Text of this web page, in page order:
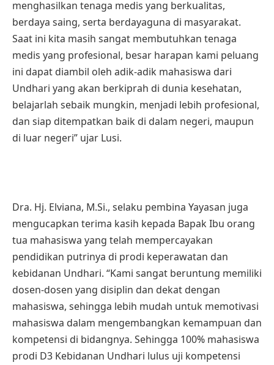
menghasilkan tenaga medis yang berkualitas,
berdaya saing, serta berdayaguna di masyarakat.
Saat ini kita masih sangat membutuhkan tenaga
medis yang profesional, besar harapan kami peluang
ini dapat diambil oleh adik-adik mahasiswa dari
Undhari yang akan berkiprah di dunia kesehatan,
belajarlah sebaik mungkin, menjadi lebih profesional,
dan siap ditempatkan baik di dalam negeri, maupun
di luar negeri” ujar Lusi.
Dra. Hj. Elviana, M.Si., selaku pembina Yayasan juga
mengucapkan terima kasih kepada Bapak Ibu orang
tua mahasiswa yang telah mempercayakan
pendidikan putrinya di prodi keperawatan dan
kebidanan Undhari. “Kami sangat beruntung memiliki
dosen-dosen yang disiplin dan dekat dengan
mahasiswa, sehingga lebih mudah untuk memotivasi
mahasiswa dalam mengembangkan kemampuan dan
kompetensi di bidangnya. Sehingga 100% mahasiswa
prodi D3 Kebidanan Undhari lulus uji kompetensi